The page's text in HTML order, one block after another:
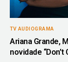
TV AUDIOGRAMA
Ariana Grande,
novidade “Don’t